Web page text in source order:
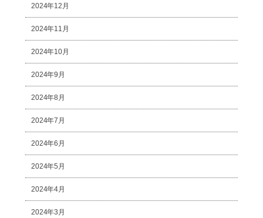
2024年12月
2024年11月
2024年10月
2024年9月
2024年8月
2024年7月
2024年6月
2024年5月
2024年4月
2024年3月